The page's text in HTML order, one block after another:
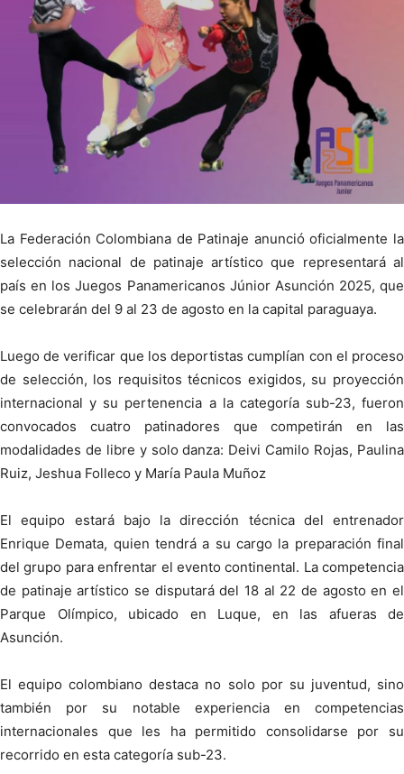
La Federación Colombiana de Patinaje anunció oficialmente la
selección nacional de patinaje artístico que representará al
país en los Juegos Panamericanos Júnior Asunción 2025, que
se celebrarán del 9 al 23 de agosto en la capital paraguaya.
Luego de verificar que los deportistas cumplían con el proceso
de selección, los requisitos técnicos exigidos, su proyección
internacional y su pertenencia a la categoría sub-23, fueron
convocados cuatro patinadores que competirán en las
modalidades de libre y solo danza: Deivi Camilo Rojas, Paulina
Ruiz, Jeshua Folleco y María Paula Muñoz
El equipo estará bajo la dirección técnica del entrenador
Enrique Demata, quien tendrá a su cargo la preparación final
del grupo para enfrentar el evento continental. La competencia
de patinaje artístico se disputará del 18 al 22 de agosto en el
Parque Olímpico, ubicado en Luque, en las afueras de
Asunción.
El equipo colombiano destaca no solo por su juventud, sino
también por su notable experiencia en competencias
internacionales que les ha permitido consolidarse por su
recorrido en esta categoría sub-23.